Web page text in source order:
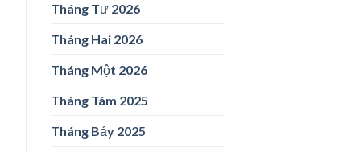
Tháng Tư 2026
Tháng Hai 2026
Tháng Một 2026
Tháng Tám 2025
Tháng Bảy 2025